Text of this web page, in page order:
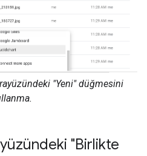
"Yeni" düğmesini
"Birlikte